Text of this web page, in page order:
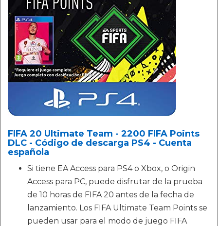
FIFA 20 Ultimate Team - 2200 FIFA Points
DLC - Código de descarga PS4 - Cuenta
española
Si tiene EA Access para PS4 o Xbox, o Origin
Access para PC, puede disfrutar de la prueba
de 10 horas de FIFA 20 antes de la fecha de
lanzamiento. Los FIFA Ultimate Team Points se
pueden usar para el modo de juego FIFA